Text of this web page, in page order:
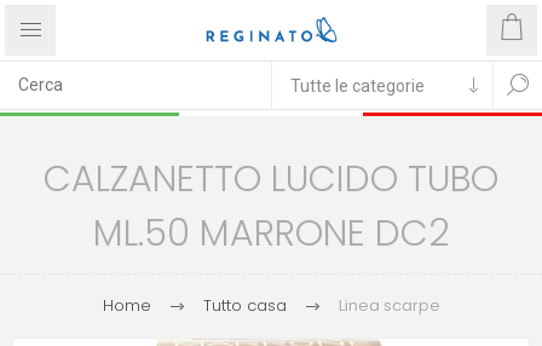
CALZANETTO LUCIDO TUBO
ML.50 MARRONE DC2
Home Tutto casa Linea scarpe